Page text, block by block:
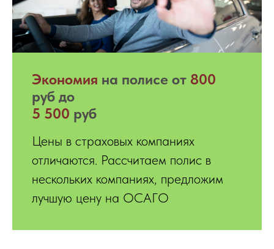
Экономия на полисе от 800
руб до
5 500 руб
Цены в страховых компаниях
отличаются. Рассчитаем полис в
нескольких компаниях, предложим
лучшую цену на ОСАГО